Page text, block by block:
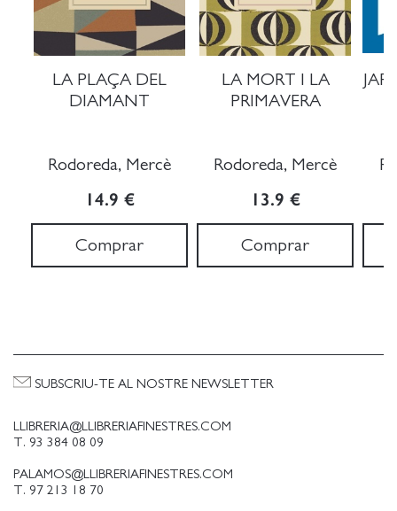
LA PLAÇA DEL
DIAMANT
Rodoreda, Mercè
14.9 €
Comprar
LA MORT I LA
PRIMAVERA
Rodoreda, Mercè
13.9 €
Comprar
LLIBRERIA@LLIBRERIAFINESTRES.COM
T. 93 384 08 09
PALAMOS@LLIBRERIAFINESTRES.COM
T. 97 213 18 70
SUBSCRIU-TE AL NOSTRE NEWSLETTER